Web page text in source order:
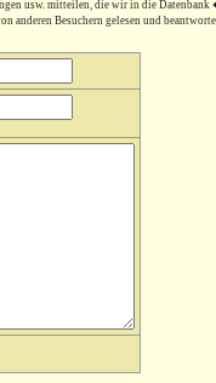
usw. mitteilen, die wir in die
anderen Besuchern gelesen und